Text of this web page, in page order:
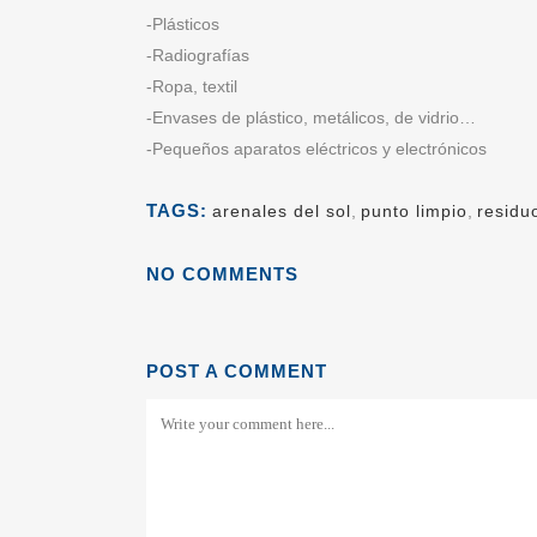
-Plásticos
-Radiografías
-Ropa, textil
-Envases de plástico, metálicos, de vidrio…
-Pequeños aparatos eléctricos y electrónicos
TAGS: arenales del sol punto limpio
NO COMMENTS
POST A COMMENT